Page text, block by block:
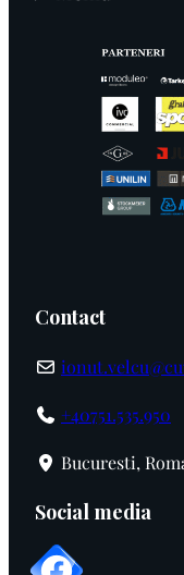
Contact
+40751.535.950
Bucuresti,
Social media